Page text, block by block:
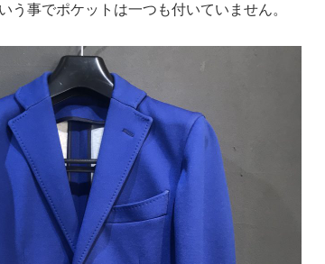
う事でポケットは一つも付いていません。